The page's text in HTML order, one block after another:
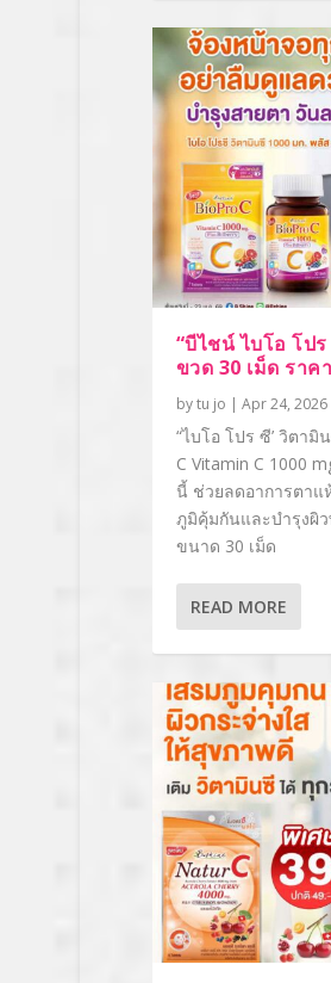
“บีไชน์ ไบโอ โป
ขวด 30 เม็ด ราค
bytu jo | Apr 24, 2026
“ไบโอ โปร ซี’ วิตา
C Vitamin C 1000
นี้ ช่วยลดอาการตาแ
ภูมิคุ้มกันและบำรุงผิ
ขนาด 30 เม็ด
READ MORE